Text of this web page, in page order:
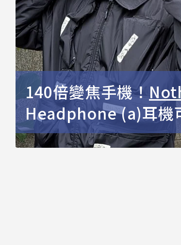
140倍變焦手機！
Headphone (a)耳機